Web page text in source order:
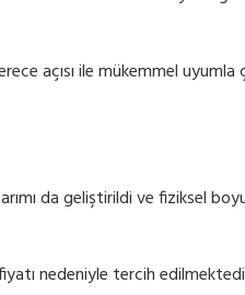
açısı ile mükemmel uyumla
da geliştirildi ve fiziksel
nedeniyle tercih